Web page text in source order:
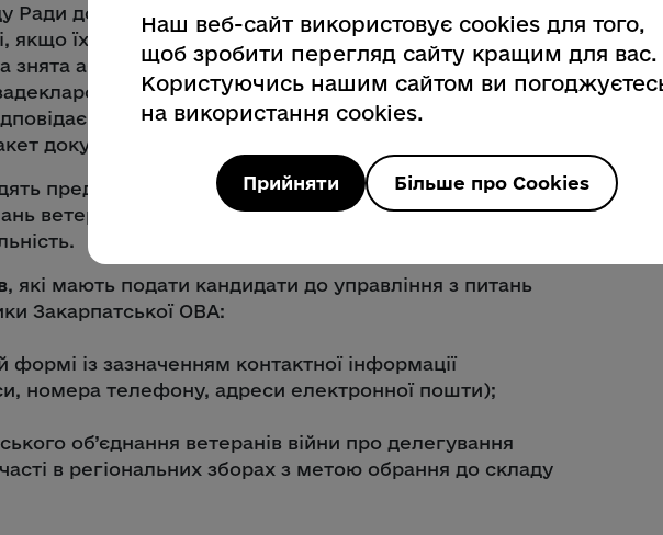
Ради до участі у регіональних зборах не
якщо їх притягнуто до кримінальної відповідальності
знята або не погашена в установленому законом
зареєстроване місце проживання
області проведення регіональних зборів, або
документів.
представники (делеговані представники)
ветеранів війни, які не менше шести місяців
, які мають подати кандидати до управління з питань
Закарпатської ОВА:
формі із зазначенням контактної інформації
номера телефону, адреси електронної пошти);
об’єднання ветеранів війни про делегування
в регіональних зборах з метою обрання до складу
Наш веб-сайт використовує cookies для того,
щоб зробити перегляд сайту кращим для вас.
Користуючись нашим сайтом ви
на використання cookies.
Прийняти Більше про Cookies